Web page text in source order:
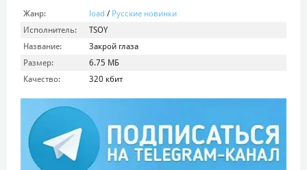
Жанр: load / Русские новинки
Исполнитель:
TSOY
Название:
Закрой глаза
Размер:
6.75 МБ
Качество:
320 кбит